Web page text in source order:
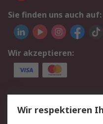
Sie finden uns auch auf:
Wir akzeptieren:
Service
Value Added Services
Wir respektieren